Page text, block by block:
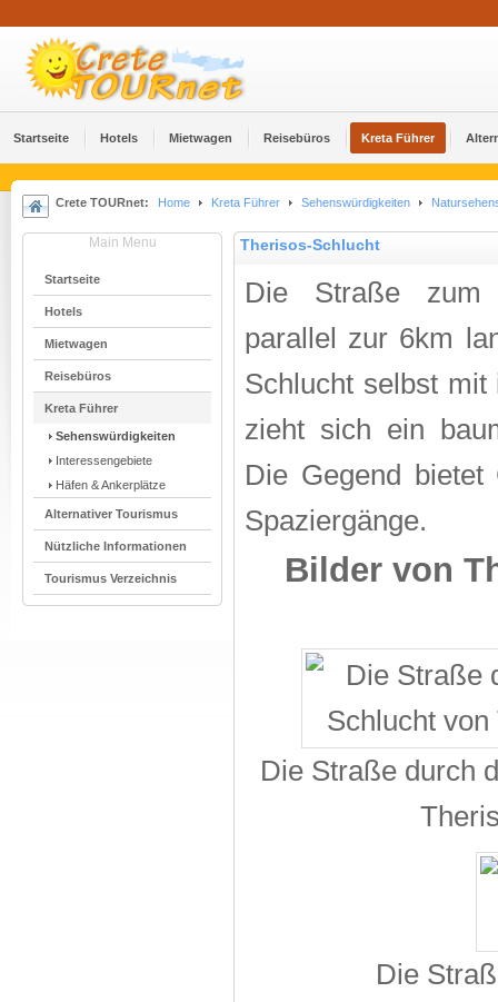
Startseite Hotels Mietwagen Reisebüros Kreta Führer
Crete TOURnet: Home Kreta Führer Sehenswürdigkeiten
Main Menu
Startseite
Hotels
Mietwagen
Reisebüros
Kreta Führer
Sehenswürdigkeiten
Interessengebiete
Häfen & Ankerplätze
Alternativer Tourismus
Nützliche Informationen
Tourismus Verzeichnis
Therisos-Schlucht
Die Straße
parallel zur 6km
Schlucht selbst mit
zieht sich ein
Die Gegend bietet
Spaziergänge.
Bilder von
Die Straße durch
Die